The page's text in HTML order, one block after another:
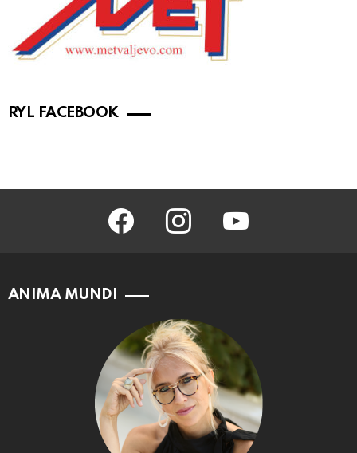
RYL FACEBOOK
facebook instagram youtube
ANIMA MUNDI